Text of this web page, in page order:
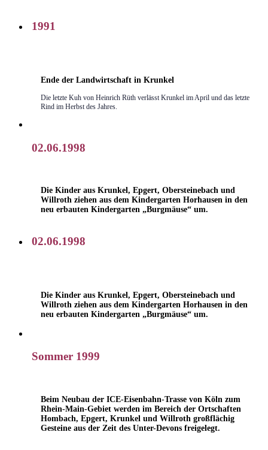
1991
Ende der Landwirtschaft in Krunkel
Die letzte Kuh von Heinrich Rüth verlässt Krunkel im April und das letzte
Rind im Herbst des Jahres.
02.06.1998
Die Kinder aus Krunkel, Epgert, Obersteinebach und
Willroth ziehen aus dem Kindergarten Horhausen in den
neu erbauten Kindergarten „Burgmäuse“ um.
02.06.1998
Die Kinder aus Krunkel, Epgert, Obersteinebach und
Willroth ziehen aus dem Kindergarten Horhausen in den
neu erbauten Kindergarten „Burgmäuse“ um.
Sommer 1999
Beim Neubau der ICE-Eisenbahn-Trasse von Köln zum
Rhein-Main-Gebiet werden im Bereich der Ortschaften
Hombach, Epgert, Krunkel und Willroth großflächig
Gesteine aus der Zeit des Unter-Devons freigelegt.